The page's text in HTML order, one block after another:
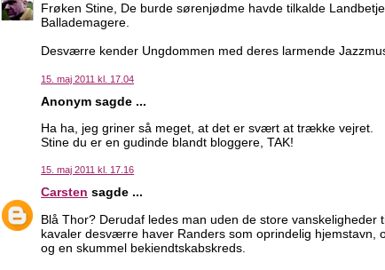
Frøken Stine, De burde sørenjødme havde tilkalde
Ballademagere.
Desværre kender Ungdommen med deres larmende
15. maj 2011 kl. 17.04
Anonym sagde ...
Ha ha, jeg griner så meget, at det er svært at trække vejret.
Stine du er en gudinde blandt bloggere, TAK!
15. maj 2011 kl. 17.16
Carsten sagde ...
Blå Thor? Derudaf ledes man uden de store
kavaler desværre haver Randers som oprindelig
og en skummel bekiendtskabskreds.